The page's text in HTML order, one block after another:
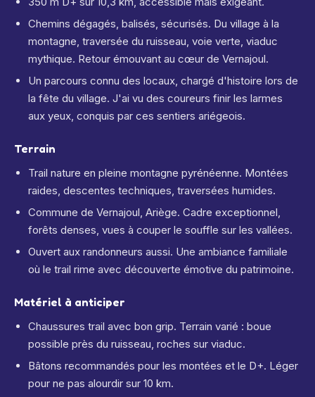
Chemins dégagés, balisés, sécurisés. Du village à la
montagne, traversée du ruisseau, voie verte, viaduc
mythique. Retour émouvant au cœur de Vernajoul.
Un parcours connu des locaux, chargé d'histoire lors de
la fête du village. J'ai vu des coureurs finir les larmes
aux yeux, conquis par ces sentiers ariégeois.
Terrain
Trail nature en pleine montagne pyrénéenne. Montées
raides, descentes techniques, traversées humides.
Commune de Vernajoul, Ariège. Cadre exceptionnel,
forêts denses, vues à couper le souffle sur les vallées.
Ouvert aux randonneurs aussi. Une ambiance familiale
où le trail rime avec découverte émotive du patrimoine.
Matériel à anticiper
Chaussures trail avec bon grip. Terrain varié : boue
possible près du ruisseau, roches sur viaduc.
Bâtons recommandés pour les montées et le D+. Léger
pour ne pas alourdir sur 10 km.